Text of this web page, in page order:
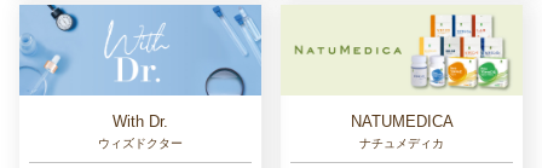
With Dr.
ウィズドクター
NATUMEDICA
ナチュメディカ